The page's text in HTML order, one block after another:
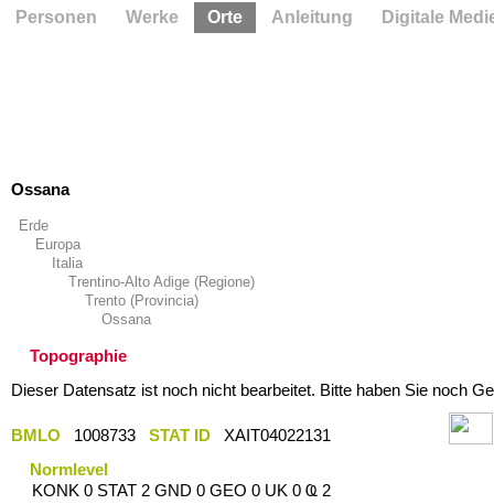
Ossana
Erde
Europa
Italia
Trentino-Alto Adige (Regione)
Trento (Provincia)
Ossana
Topographie
Dieser Datensatz ist noch nicht bearbeitet. Bitte haben Sie noch
BMLO 1008733 STAT ID
XAIT04022131
Normlevel
KONK 0 STAT 2 GND 0 GEO 0 UK 0 Ҩ 2
Personen Werke Orte Anleitung Digitale